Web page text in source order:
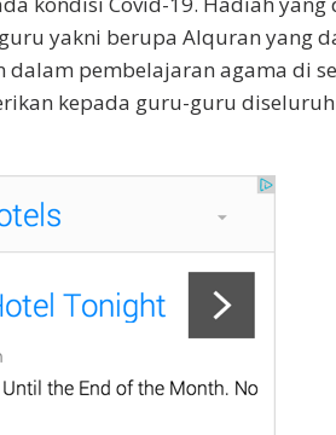
yakni berupa Alquran yang
dalam pembelajaran agama di
kepada guru-guru